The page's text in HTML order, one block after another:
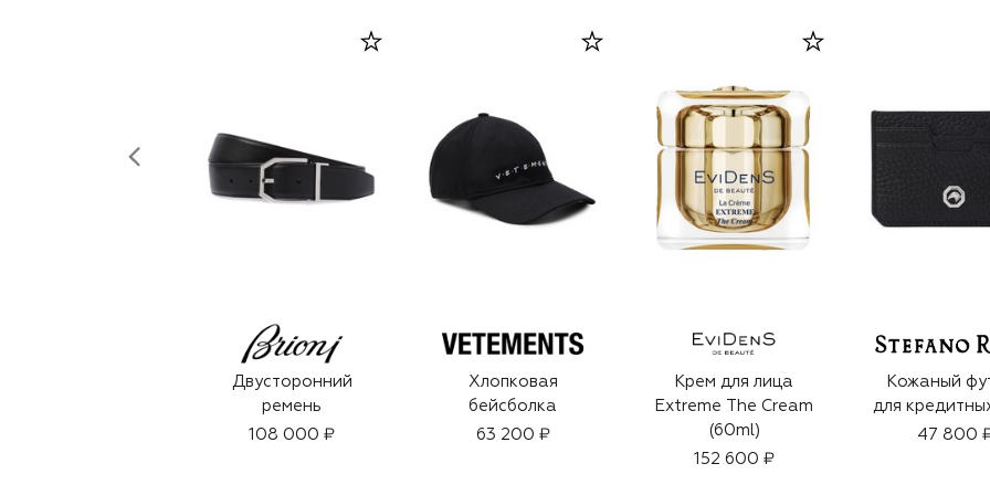
Двусторонний
ремень
108 000 ₽
Хлопковая
бейсболка
63 200 ₽
Крем для лица
Extreme The Cream
(60ml)
152 600 ₽
Кожаный
для
47 800